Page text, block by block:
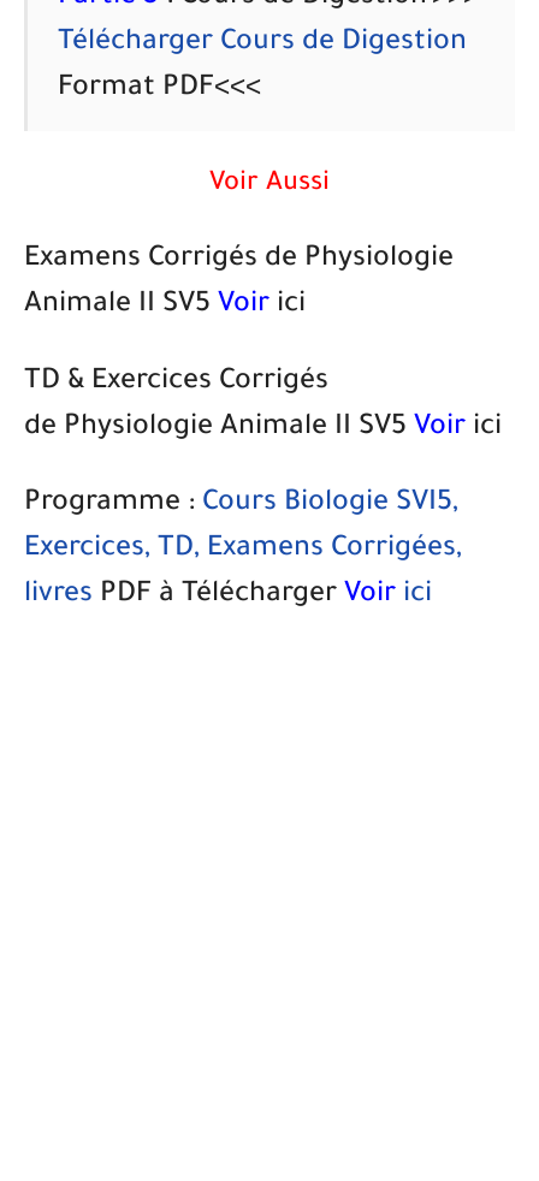
Télécharger Cours de Digestion
Format PDF<<<
Voir Aussi
Examens Corrigés de Physiologie
Animale II SV5 Voir ici
TD & Exercices Corrigés
de Physiologie Animale II SV5 Voir ici
Programme : Cours Biologie SVI5,
Exercices, TD, Examens Corrigées,
livres PDF à Télécharger Voir ici